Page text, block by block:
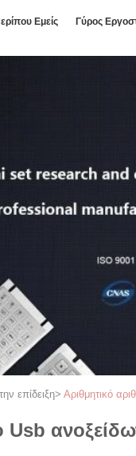
Εμείς Γύρος
επίδειξη> Αριθμητικό
Usb